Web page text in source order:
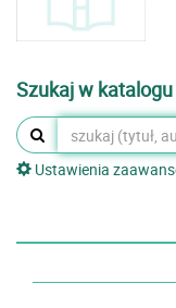
Szukaj w
Ustawienia